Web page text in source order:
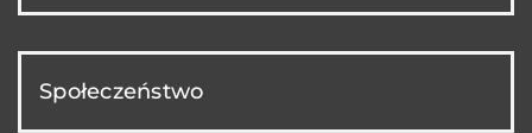
Społeczeństwo